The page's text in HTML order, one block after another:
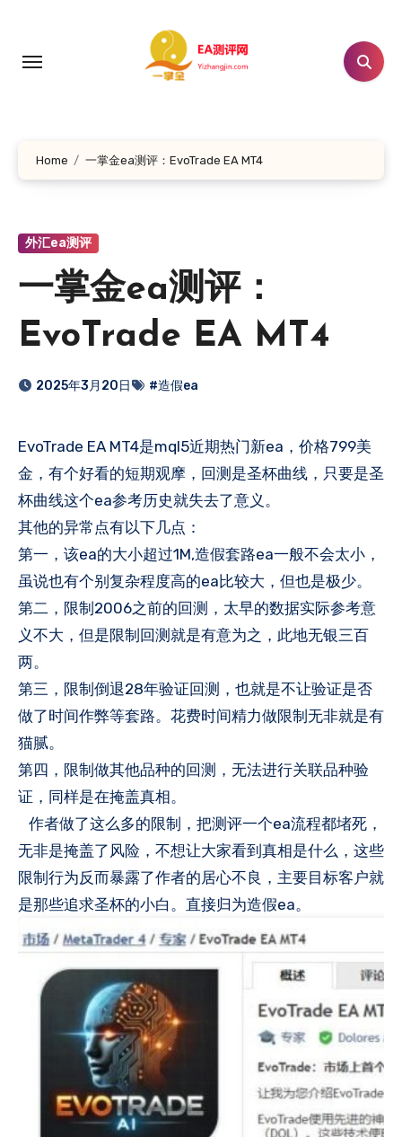
Home 一掌金ea测评：EvoTrade EA MT4
外汇ea测评
一掌金ea测评：
EvoTrade EA MT4
2025年3月20日 #造假ea
EvoTrade EA MT4是mql5近期热门新ea，价格799美
金，有个好看的短期观摩，回测是圣杯曲线，只要是圣
杯曲线这个ea参考历史就失去了意义。
其他的异常点有以下几点：
第一，该ea的大小超过1M,造假套路ea一般不会太小，
虽说也有个别复杂程度高的ea比较大，但也是极少。
第二，限制2006之前的回测，太早的数据实际参考意
义不大，但是限制回测就是有意为之，此地无银三百
两。
第三，限制倒退28年验证回测，也就是不让验证是否
做了时间作弊等套路。花费时间精力做限制无非就是有
猫腻。
第四，限制做其他品种的回测，无法进行关联品种验
证，同样是在掩盖真相。
作者做了这么多的限制，把测评一个ea流程都堵死，
无非是掩盖了风险，不想让大家看到真相是什么，这些
限制行为反而暴露了作者的居心不良，主要目标客户就
是那些追求圣杯的小白。直接归为造假ea。